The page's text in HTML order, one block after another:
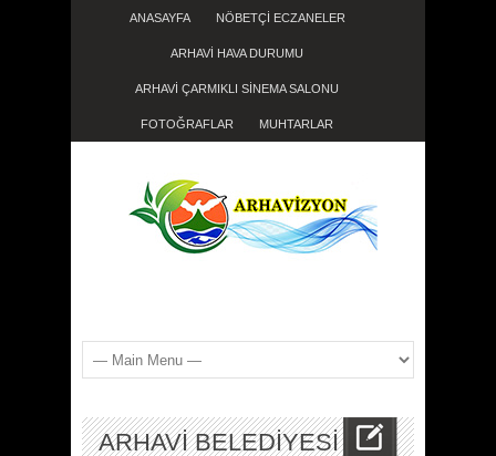
ANASAYFA NÖBETÇİ ECZANELER
ARHAVİ HAVA DURUMU
ARHAVİ ÇARMIKLI SİNEMA SALONU
FOTOĞRAFLAR MUHTARLAR
ARHAVİ BELEDİYESİ